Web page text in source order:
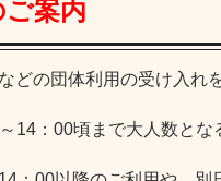
ご案内
の団体利用の受け入れ
：00頃まで大人数とな